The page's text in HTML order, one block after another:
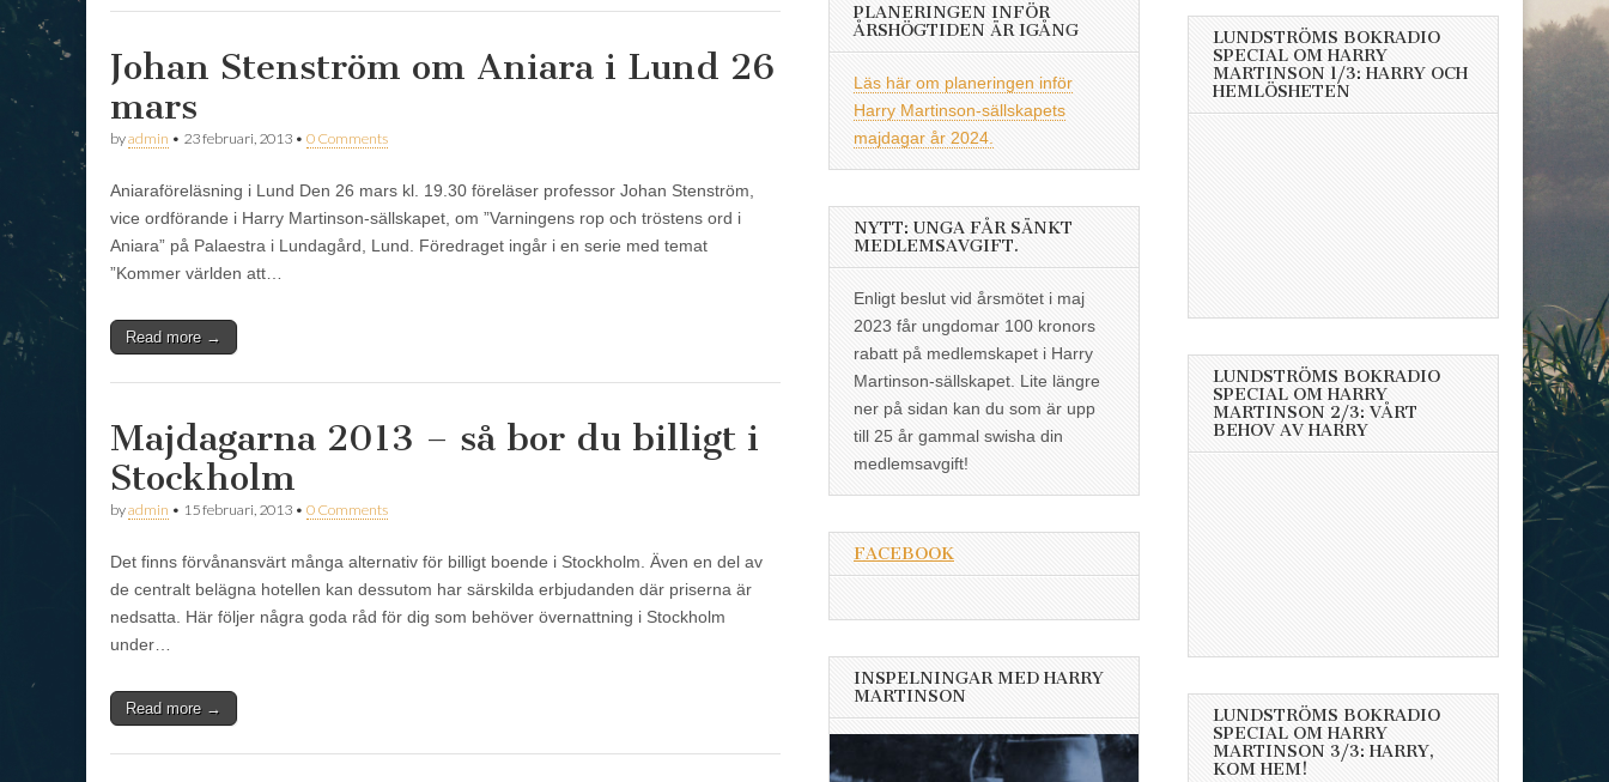
Johan Stenström om Aniara i Lund 26
mars
byadmin • 23 februari, 2013 • 0 Comments
Aniaraföreläsning i Lund Den 26 mars kl. 19.30 föreläser professor Johan Stenström,
vice ordförande i Harry Martinson-sällskapet, om ”Varningens rop och tröstens ord i
Aniara” på Palaestra i Lundagård, Lund. Föredraget ingår i en serie med temat
”Kommer världen att…
Read more →
Majdagarna 2013 – så bor du billigt i
Stockholm
byadmin • 15 februari, 2013 • 0 Comments
Det finns förvånansvärt många alternativ för billigt boende i Stockholm. Även en del av
de centralt belägna hotellen kan dessutom har särskilda erbjudanden där priserna är
nedsatta. Här följer några goda råd för dig som behöver övernattning i Stockholm
under…
Read more →
PLANERINGEN INFÖR
ÅRSHÖGTIDEN ÄR IGÅNG
Läs här om planeringen inför
Harry Martinson-sällskapets
majdagar år 2024.
NYTT: UNGA FÅR SÄNKT
MEDLEMSAVGIFT.
Enligt beslut vid årsmötet i maj
2023 får ungdomar 100 kronors
rabatt på medlemskapet i Harry
Martinson-sällskapet. Lite längre
ner på sidan kan du som är upp
till 25 år gammal swisha din
medlemsavgift!
FACEBOOK
INSPELNINGAR MED HARRY
MARTINSON
LUNDSTRÖMS BOKRADIO
SPECIAL OM HARRY
MARTINSON 1/3: HARRY OCH
HEMLÖSHETEN
LUNDSTRÖMS BOKRADIO
SPECIAL OM HARRY
MARTINSON 2/3: VÅRT
BEHOV AV HARRY
LUNDSTRÖMS BOKRADIO
SPECIAL OM HARRY
MARTINSON 3/3: HARRY,
KOM HEM!